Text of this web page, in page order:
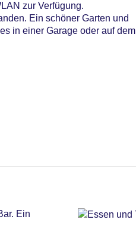
zur Verfügung.
Ein schöner Garten und
in einer Garage oder auf dem
Ein